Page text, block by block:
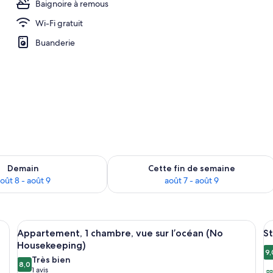
Baignoire à remous
Wi-Fi gratuit
Buanderie
Demain
8 - août 9
pour demain août 8 - août 9
Cette fin de semaine
août 7 - août 9
Vérifier la disponibilité pour cette fin
blancs et turquoise à motifs, une tête de lit en bois, une œuvre
Afficher
toutes
les
photos
Une cuisine avec des meubles de
8
Appartement, 1 chambre, vue sur l’océan (No
Housekeeping)
8,08,0 sur 10
Très bien
1 avis